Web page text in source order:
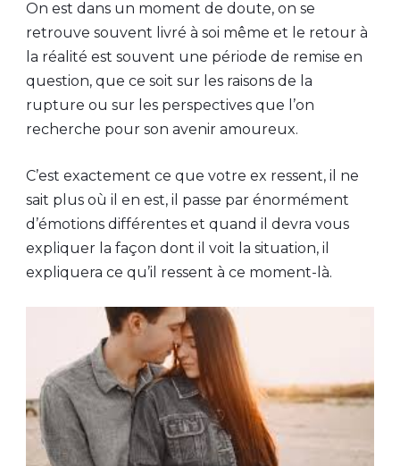
On est dans un moment de doute, on se
retrouve souvent livré à soi même et le retour à
la réalité est souvent une période de remise en
question, que ce soit sur les raisons de la
rupture ou sur les perspectives que l’on
recherche pour son avenir amoureux.
C’est exactement ce que votre ex ressent, il ne
sait plus où il en est, il passe par énormément
d’émotions différentes et quand il devra vous
expliquer la façon dont il voit la situation, il
expliquera ce qu’il ressent à ce moment-là.